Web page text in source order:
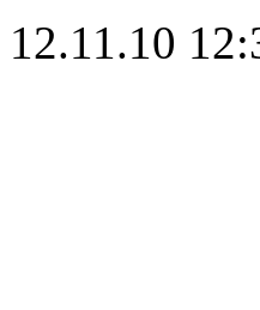
12.11.10